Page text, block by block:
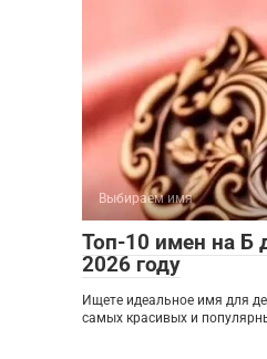
Выбираем имя
Топ-10 имен на Б
2026 году
Ищете идеальное имя для
самых красивых и